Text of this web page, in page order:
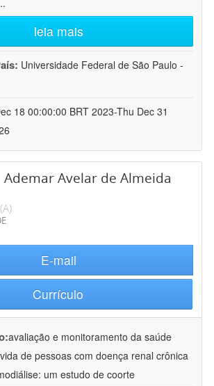
leia mais
Universidade Federal de São Paulo -
18 00:00:00 BRT 2023-Thu Dec 31
Ademar Avelar de Almeida
E-mail
Currículo
avaliação e monitoramento da saúde
de pessoas com doença renal crônica
um estudo de coorte